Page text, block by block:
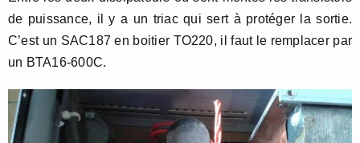
de puissance, il y a un triac qui sert à protéger la sortie.
C’est un SAC187 en boitier TO220, il faut le remplacer par
un BTA16-600C.